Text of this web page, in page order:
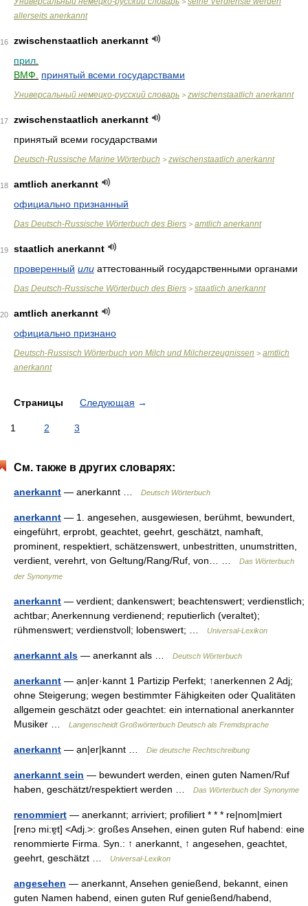
allerseits anerkannt
16
zwischenstaatlich anerkannt
прил.
ВМФ.
принятый всеми государствами
Универсальный немецко-русский словарь > zwischenstaatlich anerkannt
17
zwischenstaatlich anerkannt
принятый всеми государствами
Deutsch-Russische Marine Wörterbuch > zwischenstaatlich anerkannt
18
amtlich anerkannt
официально признанный
Das Deutsch-Russische Wörterbuch des Biers > amtlich anerkannt
19
staatlich anerkannt
проверенный или аттестованный государственными органами
Das Deutsch-Russische Wörterbuch des Biers > staatlich anerkannt
20
amtlich anerkannt
официально признано
Deutsch-Russisch Wörterbuch von Milch und Milcherzeugnissen > amtlich
anerkannt
Страницы Следующая →
1 2 3
См. также в других словарях:
anerkannt — anerkannt … Deutsch Wörterbuch
anerkannt — 1. angesehen, ausgewiesen, berühmt, bewundert,
eingeführt, erprobt, geachtet, geehrt, geschätzt, namhaft,
prominent, respektiert, schätzenswert, unbestritten, unumstritten,
verdient, verehrt, von Geltung/Rang/Ruf, von… …
Das Wörterbuch
der Synonyme
anerkannt — verdient; dankenswert; beachtenswert; verdienstlich;
achtbar; Anerkennung verdienend; reputierlich (veraltet);
rühmenswert; verdienstvoll; lobenswert; …
Universal-Lexikon
anerkannt als — anerkannt als … Deutsch Wörterbuch
anerkannt — ạn|er·kannt 1 Partizip Perfekt; ↑anerkennen 2 Adj;
ohne Steigerung; wegen bestimmter Fähigkeiten oder Qualitäten
allgemein geschätzt oder geachtet: ein international anerkannter
Musiker …
Langenscheidt Großwörterbuch Deutsch als Fremdsprache
anerkannt — ạn|er|kannt … Die deutsche Rechtschreibung
anerkannt sein — bewundert werden, einen guten Namen/Ruf
haben, geschätzt/respektiert werden …
Das Wörterbuch der Synonyme
renommiert — anerkannt; arriviert; profiliert * * * re|nom|miert
[renɔ mi:ɐ̯t] <Adj.>: großes Ansehen, einen guten Ruf habend: eine
renommierte Firma. Syn.: ↑ anerkannt, ↑ angesehen, geachtet,
geehrt, geschätzt …
Universal-Lexikon
angesehen — anerkannt, Ansehen genießend, bekannt, einen
guten Namen habend, einen guten Ruf genießend/habend,